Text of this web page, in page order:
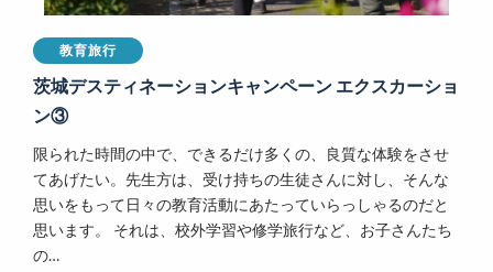
教育旅行
茨城デスティネーションキャンペーン エクスカーショ
ン③
限られた時間の中で、できるだけ多くの、良質な体験をさせ
てあげたい。先生方は、受け持ちの生徒さんに対し、そんな
思いをもって日々の教育活動にあたっていらっしゃるのだと
思います。 それは、校外学習や修学旅行など、お子さんたち
の…